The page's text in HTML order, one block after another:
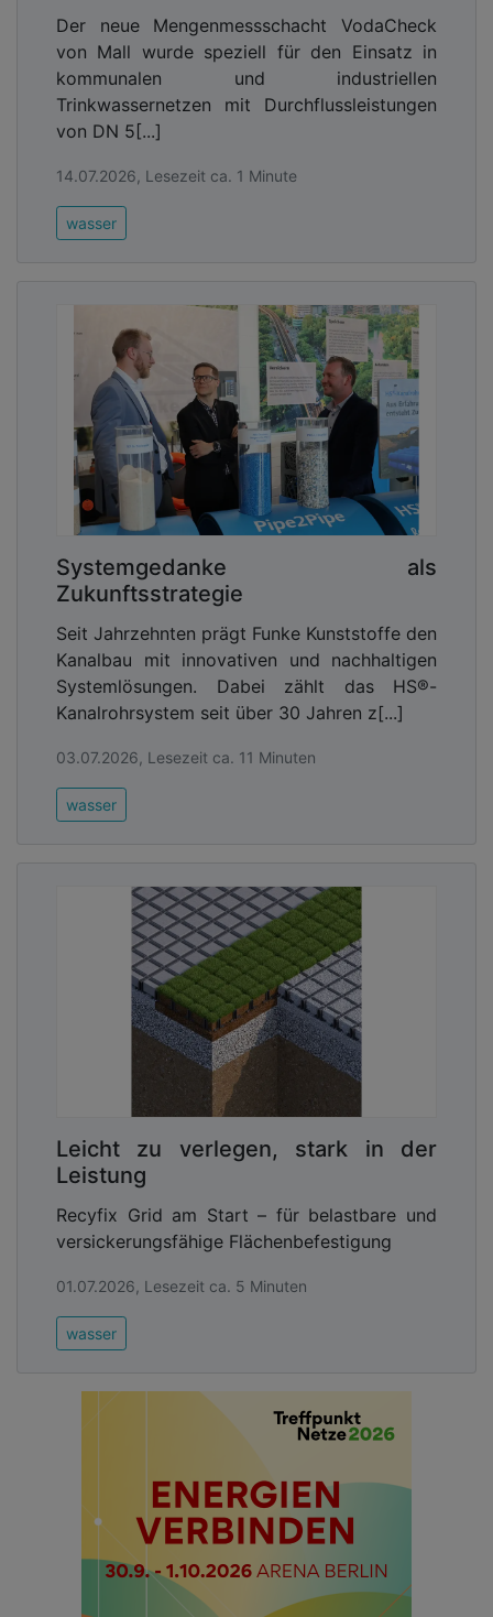
Der neue Mengenmessschacht VodaCheck
von Mall wurde speziell für den Einsatz in
kommunalen und industriellen
Trinkwassernetzen mit Durchflussleistungen
von DN 5[...]
14.07.2026, Lesezeit ca. 1 Minute
wasser
Systemgedanke als
Zukunftsstrategie
Seit Jahrzehnten prägt Funke Kunststoffe den
Kanalbau mit innovativen und nachhaltigen
Systemlösungen. Dabei zählt das HS®-
Kanalrohrsystem seit über 30 Jahren z[...]
03.07.2026, Lesezeit ca. 11 Minuten
wasser
Leicht zu verlegen, stark in der
Leistung
Recyfix Grid am Start – für belastbare und
versickerungsfähige Flächenbefestigung
01.07.2026, Lesezeit ca. 5 Minuten
wasser